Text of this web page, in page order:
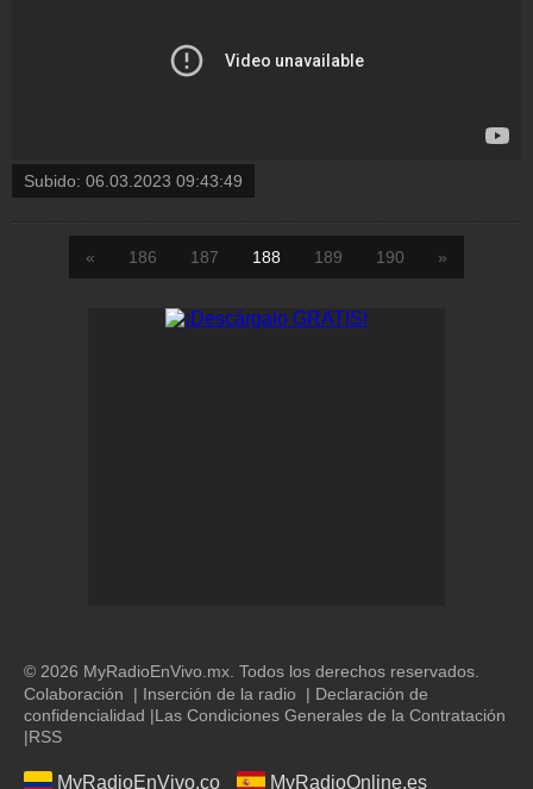
Subido: 06.03.2023 09:43:49
« 186 187 188 189 190 »
© 2026 MyRadioEnVivo.mx. Todos los derechos reservados.
Colaboración | Inserción de la radio | Declaración de
confidencialidad |Las Condiciones Generales de la Contratación
|RSS
MyRadioEnVivo.co MyRadioOnline.es